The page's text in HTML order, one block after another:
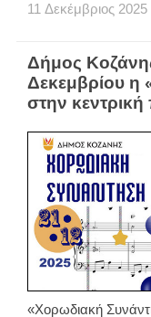
11 Δεκέμβριος 2025
Δήμος
Δεκεμβρίου η
στην κεντρική
«Χορωδιακή